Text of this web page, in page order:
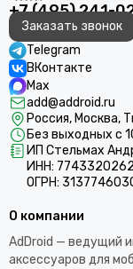
+7 (495) 241-
Заказать звонок
Telegram
ВКонтакте
Max
add@addroid.ru
Россия, Москва,
Без выходных с
ИП Стельмах
ИНН:
ОГРН:
О компании
AdDroid — ведущий
аксессуаров для